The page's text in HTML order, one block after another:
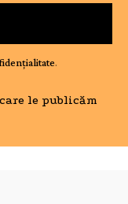
.
le publicăm